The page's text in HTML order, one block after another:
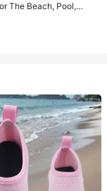
The Beach, Pool,
Sneaker/Sock